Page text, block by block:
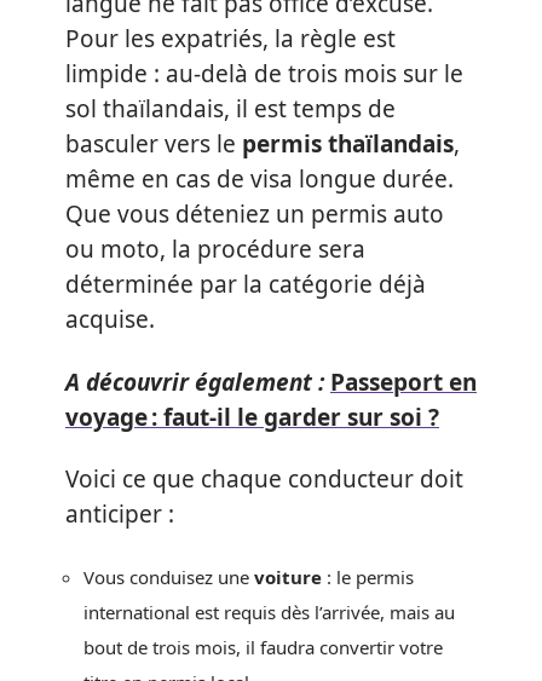
Pour les expatriés, la règle est
limpide : au-delà de trois mois sur le
sol thaïlandais, il est temps de
basculer vers le permis thaïlandais,
même en cas de visa longue durée.
Que vous déteniez un permis auto
ou moto, la procédure sera
déterminée par la catégorie déjà
acquise.
A découvrir également : Passeport en
voyage : faut-il le garder sur soi ?
Voici ce que chaque conducteur doit
anticiper :
Vous conduisez une voiture : le permis
international est requis dès l’arrivée, mais au
bout de trois mois, il faudra convertir votre